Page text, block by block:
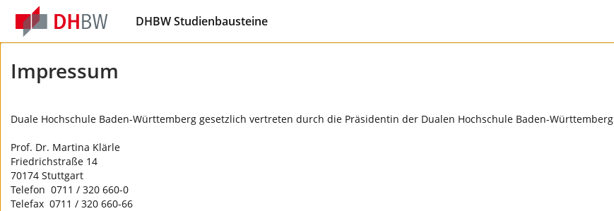
DHBW Studienbausteine
Impressum
Duale Hochschule Baden-Württemberg gesetzlich vertreten durch die Präsidentin der Dualen Hochschule Baden-Württemberg
Prof. Dr. Martina Klärle
Friedrichstraße 14
70174 Stuttgart
Telefon 0711 / 320 660-0
Telefax 0711 / 320 660-66